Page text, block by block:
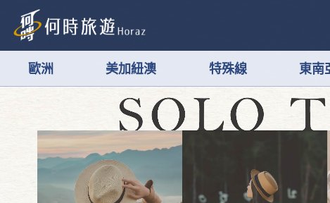
歐洲 美加紐澳 特殊線 東南